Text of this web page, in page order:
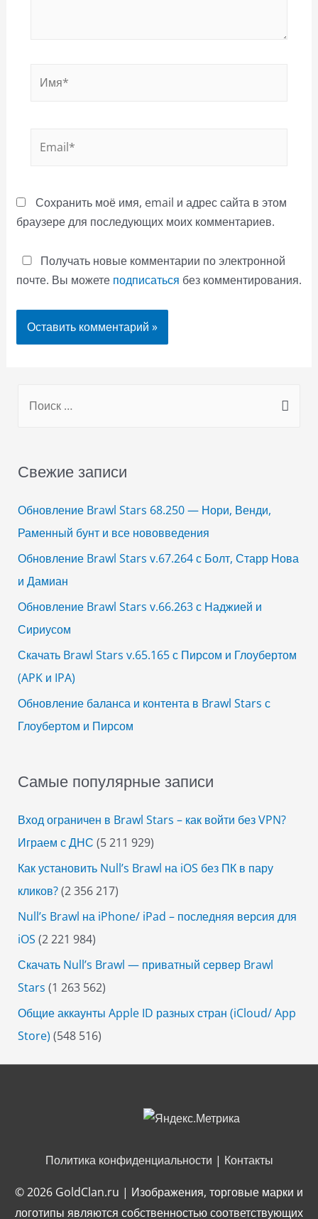
Сохранить моё имя, email и адрес сайта в этом
браузере для последующих моих комментариев.
Получать новые комментарии по электронной
почте. Вы можете подписаться без комментирования.
r
h
f
o
r
:
Свежие записи
Обновление Brawl Stars 68.250 — Нори, Венди,
Раменный бунт и все нововведения
Обновление Brawl Stars v.67.264 с Болт, Старр Нова
и Дамиан
Обновление Brawl Stars v.66.263 с Наджией и
Сириусом
Скачать Brawl Stars v.65.165 с Пирсом и Глоубертом
(APK и IPA)
Обновление баланса и контента в Brawl Stars с
Глоубертом и Пирсом
Самые популярные записи
Вход ограничен в Brawl Stars – как войти без VPN?
Играем с ДНС (5 211 929)
Как установить Null’s Brawl на iOS без ПК в пару
кликов?(2 356 217)
Null’s Brawl на iPhone/ iPad – последняя версия для
iOS (2 221 984)
Скачать Null’s Brawl — приватный сервер Brawl
Stars (1 263 562)
Общие аккаунты Apple ID разных стран (iCloud/ App
Store) (548 516)
Политика конфиденциальности | Контакты
© 2026 GoldClan.ru | Изображения, торговые марки и
логотипы являются собственностью соответствующих